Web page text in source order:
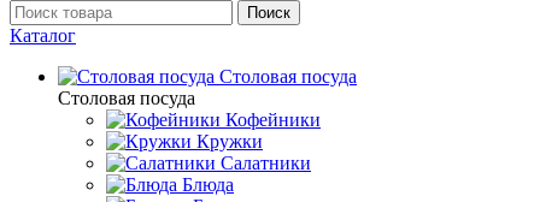
Поиск
Каталог
Столовая посуда
Столовая посуда
Кофейники
Кружки
Салатники
Блюда